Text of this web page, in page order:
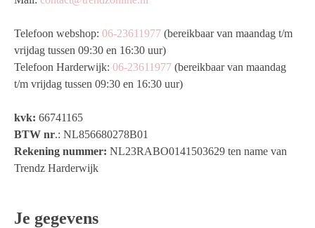
Telefoon webshop: 06-23611977 (bereikbaar van maandag t/m
vrijdag tussen 09:30 en 16:30 uur)
Telefoon Harderwijk: 06-23611977 (bereikbaar van maandag
t/m vrijdag tussen 09:30 en 16:30 uur)
kvk: 66741165
BTW nr.: NL856680278B01
Rekening nummer: NL23RABO0141503629 ten name van
Trendz Harderwijk
Je gegevens